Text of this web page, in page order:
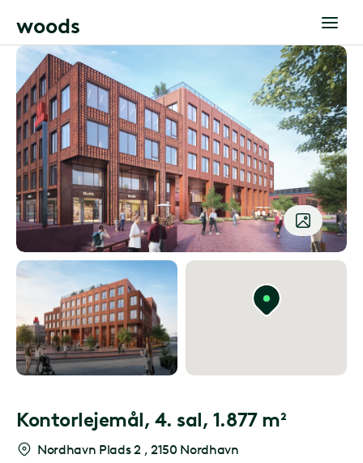
woods
Kontorlejemål, 4. sal, 1.877 m²
Nordhavn Plads 2 , 2150 Nordhavn